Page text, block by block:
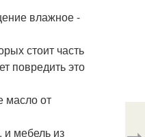
влажное -
стоит часть
повредить это
масло от
мебель из